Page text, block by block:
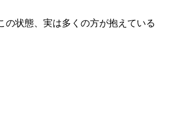
状態、実は多くの方が抱えている